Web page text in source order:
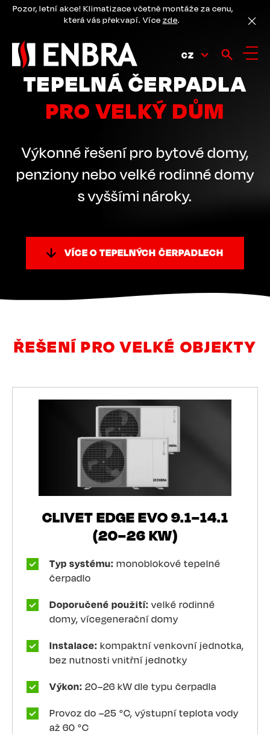
PřejítPozor, letní akce! Klimatizace včetně montáže za cenu,
která vás překvapí. Více zde.
CZ
TEPELNÁ ČERPADLA
PRO VELKÝ DŮM
Výkonné řešení pro bytové domy,
penziony nebo velké rodinné domy
s vyššími nároky.
VÍCE O TEPELNÝCH ČERPADLECH
ŘEŠENÍ PRO VELKÉ OBJEKTY
CLIVET EDGE EVO 9.1–14.1
(20–26 KW)
Typ systému: monoblokové tepelné
čerpadlo
Doporučené použití: velké rodinné
domy, vícegenerační domy
Instalace: kompaktní venkovní jednotka,
bez nutnosti vnitřní jednotky
Výkon: 20–26 kW dle typu čerpadla
Provoz do –25 °C, výstupní teplota vody
až 60 °C